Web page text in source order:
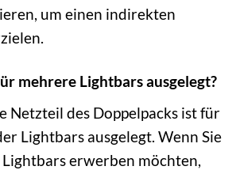
um einen indirekten
mehrere Lightbars ausgelegt?
Netzteil des Doppelpacks ist für
Lightbars ausgelegt. Wenn Sie
erwerben möchten,